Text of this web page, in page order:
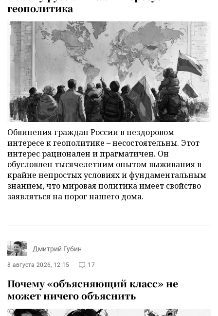
геополитика
Обвинения граждан России в нездоровом
интересе к геополитике – несостоятельны. Этот
интерес рационален и прагматичен. Он
обусловлен тысячелетним опытом выживания в
крайне непростых условиях и фундаментальным
знанием, что мировая политика имеет свойство
заявляться на порог нашего дома.
Дмитрий Губин
8 августа 2026, 12:15 17
Почему «объясняющий класс» не
может ничего объяснить